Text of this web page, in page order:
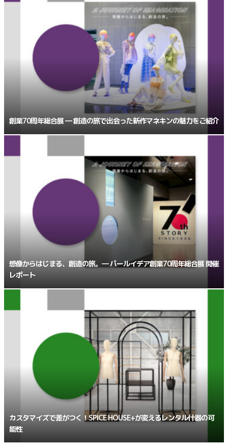
創業70周年総合展 ― 創造の旅で出会った新作マネキンの魅力をご紹介
想像からはじまる、創造の旅。― パールイデア創業70周年総合展 開催
レポート
カスタマイズで差がつく！SPICE HOUSE+が変えるレンタル什器の可
能性